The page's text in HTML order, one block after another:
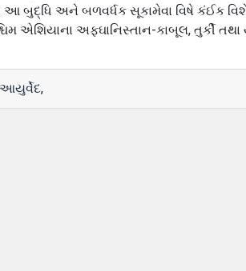
અને બળવર્ધક સૂકામેવા વિષે કંઈક
એશિયાના અફઘાનિસ્તાન-કાબૂલ, તુર્કી તથા
,